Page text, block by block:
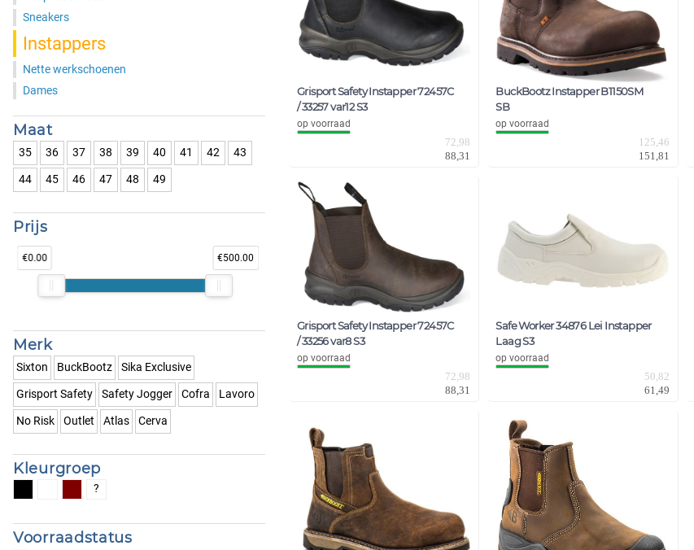
Sneakers
Instappers
Nette werkschoenen
Dames
Maat
35 36 37 38 39 40 41 42 43
44 45 46 47 48 49
Prijs
€0.00 €500.00
Merk
Sixton BuckBootz Sika Exclusive
Grisport Safety Safety Jogger Cofra Lavoro
No Risk Outlet Atlas Cerva
Meer
Kleurgroep
?
Voorraadstatus
Grisport Safety Instapper 72457C
/ 33257 var12 S3
op voorraad
72,98
88,31
BuckBootz Instapper B1150SM
SB
op voorraad
125,46
151,81
Grisport Safety Instapper 72457C
/ 33256 var8 S3
op voorraad
72,98
88,31
Safe Worker 34876 Lei Instapper
Laag S3
op voorraad
50,82
61,49